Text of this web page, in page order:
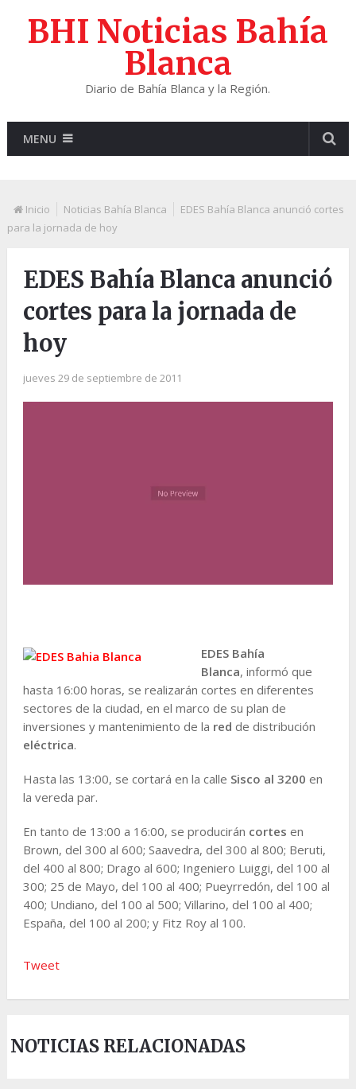
BHI Noticias Bahía
Blanca
Diario de Bahía Blanca y la Región.
MENU
Inicio Noticias Bahía Blanca
EDES Bahía Blanca anunció cortes
para la jornada de hoy
EDES Bahía Blanca anunció
cortes para la jornada de
hoy
jueves 29 de septiembre de 2011
EDES Bahía
Blanca, informó que
hasta 16:00 horas, se realizarán cortes en diferentes
sectores de la ciudad, en el marco de su plan de
inversiones y mantenimiento de la red de distribución
eléctrica.
Hasta las 13:00, se cortará en la calle Sisco al 3200 en
la vereda par.
En tanto de 13:00 a 16:00, se producirán cortes en
Brown, del 300 al 600; Saavedra, del 300 al 800; Beruti,
del 400 al 800; Drago al 600; Ingeniero Luiggi, del 100 al
300; 25 de Mayo, del 100 al 400; Pueyrredón, del 100 al
400; Undiano, del 100 al 500; Villarino, del 100 al 400;
España, del 100 al 200; y Fitz Roy al 100.
Tweet
NOTICIAS RELACIONADAS